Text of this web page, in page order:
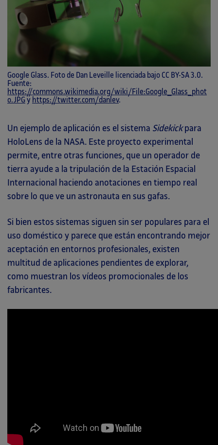
Google Glass. Foto de Dan Leveille licenciada bajo CC BY-SA 3.0.
Fuente:
https://commons.wikimedia.org/wiki/File:Google_Glass_phot
o.JPGy https://twitter.com/danlev.
Un ejemplo de aplicación es el sistema Sidekickpara
HoloLens de la NASA. Este proyecto experimental
permite, entre otras funciones, que un operador de
tierra ayude a la tripulación de la Estación Espacial
Internacional haciendo anotaciones en tiempo real
sobre lo que ve un astronauta en sus gafas.
Si bien estos sistemas siguen sin ser populares para el
uso doméstico y parece que están encontrando mejor
aceptación en entornos profesionales, existen
multitud de aplicaciones pendientes de explorar,
como muestran los vídeos promocionales de los
fabricantes.